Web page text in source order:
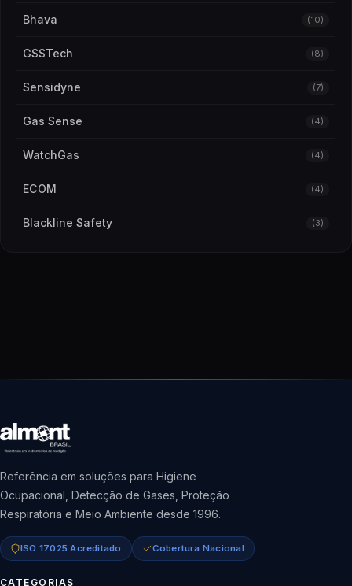
Bhava (10)
GSSTech (8)
Sensidyne (7)
Gas Sense (4)
WatchGas (4)
ECOM (4)
Blackline Safety (3)
Referência em soluções para Higiene
Ocupacional, Detecção de Gases, Proteção
Respiratória e Meio Ambiente desde 1996.
ISO 17025 Acreditado Cobertura Nacional
CATEGORIAS